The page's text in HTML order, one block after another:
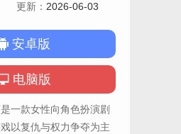
更新： 2026-06-03
安卓版
电脑版
一款女性向角色扮演剧
以复仇与权力争夺为主